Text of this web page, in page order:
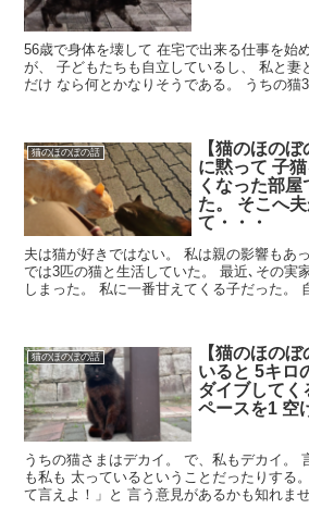
56歳で身体を壊して 在宅で出来る仕事を始
が、 子どもたちも自立しているし、 私と妻
だけ なら何とかなりそうである。 うちの猫3
猫のほのぼの話
【猫のほの
に黙って 子
くなった部
た。 そこへ
て・・・
夫は猫が好きではない。 私は親の影響もあ
では3匹の猫と生活していた。 最近､その実
しまった。 私に一番甘えてくる子だった。
猫のほのぼの話
【猫のほの
いると 5キロ
ダイブしてく
ペースを1 空
うちの猫さまはデカイ。 で、私もデカイ。
も私も 太っているということだったりする
て言えよ！」と 言う意見があるかも知れま